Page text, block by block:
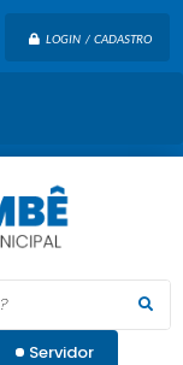
LOGIN / CADASTRO
Servidor